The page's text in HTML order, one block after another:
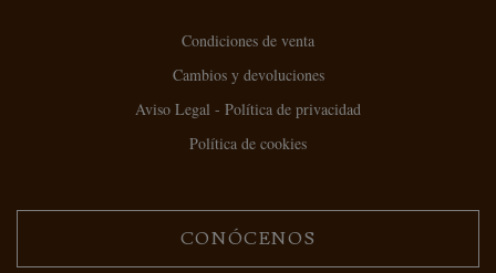
Condiciones de venta
Cambios y devoluciones
Aviso Legal - Política de privacidad
Política de cookies
CONÓCENOS